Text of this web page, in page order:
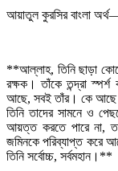
আয়াতুল কুরসির বাংলা
**আল্লাহ, তিনি ছাড়া
রক্ষক। তাঁকে তন্দ্রা
আছে, সবই তাঁর। কে আছে
তিনি তাদের সামনে ও
আয়ত্ত করতে পারে না,
জমিনকে পরিব্যাপ্ত করে
তিনি সর্বোচ্চ, সর্বমহান।**